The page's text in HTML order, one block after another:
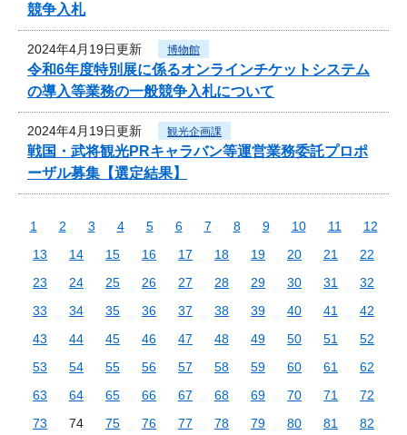
競争入札
2024年4月19日更新 博物館
令和6年度特別展に係るオンラインチケットシステム
の導入等業務の一般競争入札について
2024年4月19日更新 観光企画課
戦国・武将観光PRキャラバン等運営業務委託プロポ
ーザル募集【選定結果】
1 2 3 4 5 6 7 8 9 10 11
12
13
14 15 16 17 18 19 20 21
22
23
24 25 26 27 28 29 30 31
32
33
34 35 36 37 38 39 40 41
42
43
44 45 46 47 48 49 50 51
52
53
54 55 56 57 58 59 60 61
62
63
64 65 66 67 68 69 70 71
72
73
74 75 76 77 78 79 80 81
82